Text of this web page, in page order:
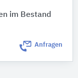
im Bestand
Anfragen